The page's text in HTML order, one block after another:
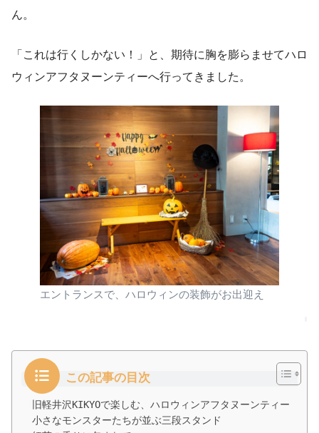
ん。
「これは行くしかない！」と、期待に胸を膨らませてハロ
ウィンアフタヌーンティーへ行ってきました。
エントランスで、ハロウィンの装飾がお出迎え
この記事の目次
旧軽井沢KIKYOで楽しむ、ハロウィンアフタヌーンティー
小さなモンスターたちが並ぶ三段スタンド